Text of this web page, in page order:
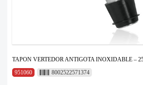
TAPON VERTEDOR ANTIGOTA INOXIDABLE –
951060
8002522571374